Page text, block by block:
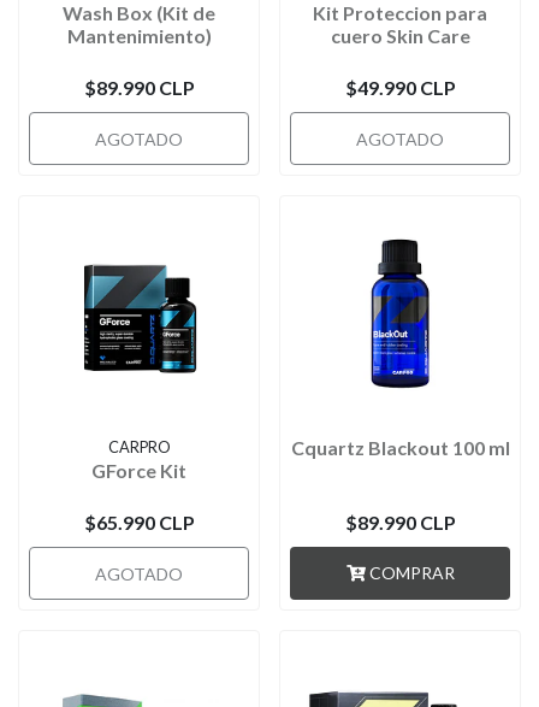
Wash Box (Kit de
Mantenimiento)
$89.990 CLP
AGOTADO
Kit Proteccion para
cuero Skin Care
$49.990 CLP
AGOTADO
CARPRO
GForce Kit
$65.990 CLP
AGOTADO
Cquartz Blackout 100 ml
$89.990 CLP
COMPRAR